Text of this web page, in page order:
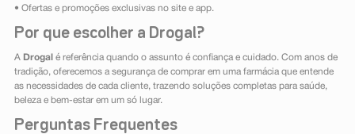
• Ofertas e promoções exclusivas no site e app.
Por que escolher a Drogal?
A Drogal é referência quando o assunto é confiança e cuidado. Com anos de
tradição, oferecemos a segurança de comprar em uma farmácia que entende
as necessidades de cada cliente, trazendo soluções completas para saúde,
beleza e bem-estar em um só lugar.
Perguntas Frequentes